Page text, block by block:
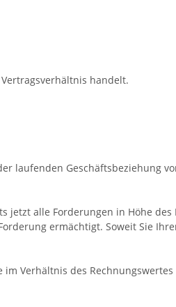
handelt.
laufenden Geschäftsbeziehung
alle Forderungen in Höhe
ermächtigt. Soweit Sie
Verhältnis des